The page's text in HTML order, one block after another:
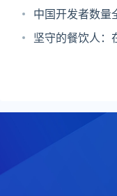
“阴暗面”
中国开发者数量
告重磅发布
坚守的餐饮人：